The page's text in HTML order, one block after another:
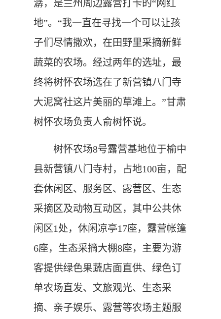
潺，是兰州周边露营打卡的“网红
地”。“我一直在寻找一个可以让孩
子们尽情撒欢，在田野里采摘新鲜
蔬菜的农场。经过两年的选址，最
终将树怀农场选在了新营镇八门寺
大泥窝社这片美丽的草滩上。”甘肃
树怀农场负责人俞树怀说。
树怀农场8号露营基地位于榆中
县新营镇八门寺村，占地100亩，配
套休闲区、服务区、露营区、生态
采摘区及动物互动区，其中公共休
闲区1处，休闲凉亭17座，露营帐篷
6座，生态采摘大棚8座，主要为游
客提供绿色果蔬店面直供、绿色订
单农场直发、文旅观光、生态采
摘、亲子娱乐、露营等农场主题服